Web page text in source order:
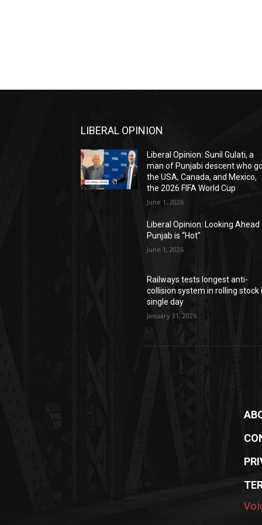
LIBERAL OPINION
Liberal Opinion: Sunil Gulati, a
man of Punjabi descent who
the USA, Canada, and Mexico,
the 2026 FIFA World Cup
June 1, 2026
Liberal Opinion: Looking Ahead :
Punjab is “Hot”
June 1, 2026
Railways tests longest anti-
collision system in rolling stock
single day
January 31, 2026